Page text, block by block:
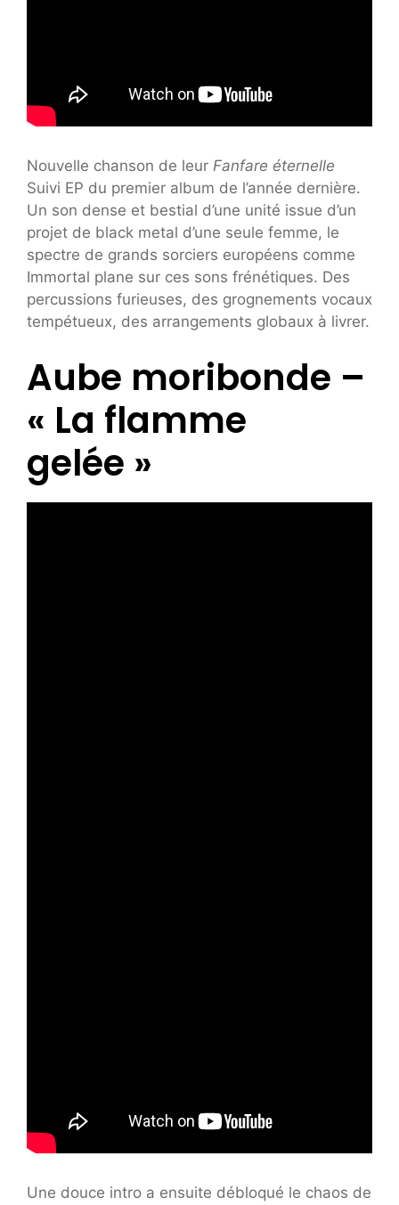
Nouvelle chanson de leur Fanfare éternelle
Suivi EP du premier album de l’année dernière.
Un son dense et bestial d’une unité issue d’un
projet de black metal d’une seule femme, le
spectre de grands sorciers européens comme
Immortal plane sur ces sons frénétiques. Des
percussions furieuses, des grognements vocaux
tempétueux, des arrangements globaux à livrer.
Aube moribonde –
« La flamme
gelée »
Une douce intro a ensuite débloqué le chaos de